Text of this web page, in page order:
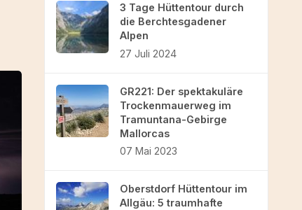
3 Tage Hüttentour durch
die Berchtesgadener
Alpen
27 Juli 2024
GR221: Der spektakuläre
Trockenmauerweg im
Tramuntana-Gebirge
Mallorcas
07 Mai 2023
Oberstdorf Hüttentour im
Allgäu: 5 traumhafte